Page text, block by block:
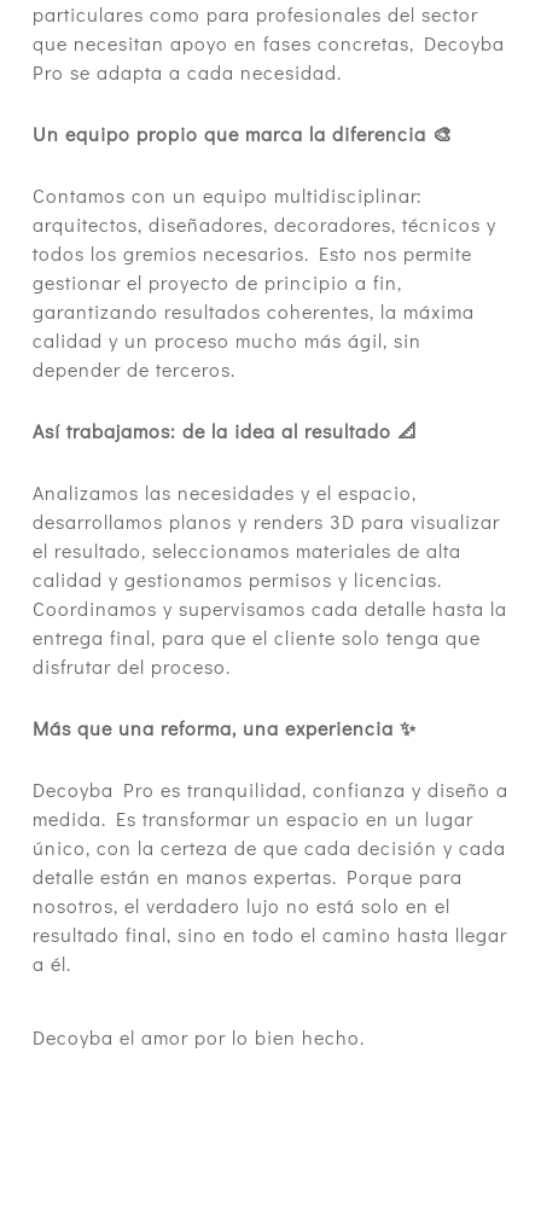
particulares como para profesionales del sector
que necesitan apoyo en fases concretas, Decoyba
Pro se adapta a cada necesidad.
Un equipo propio que marca la diferencia 🎨
Contamos con un equipo multidisciplinar:
arquitectos, diseñadores, decoradores, técnicos y
todos los gremios necesarios. Esto nos permite
gestionar el proyecto de principio a fin,
garantizando resultados coherentes, la máxima
calidad y un proceso mucho más ágil, sin
depender de terceros.
Así trabajamos: de la idea al resultado 📐
Analizamos las necesidades y el espacio,
desarrollamos planos y renders 3D para visualizar
el resultado, seleccionamos materiales de alta
calidad y gestionamos permisos y licencias.
Coordinamos y supervisamos cada detalle hasta la
entrega final, para que el cliente solo tenga que
disfrutar del proceso.
Más que una reforma, una experiencia ✨
Decoyba Pro es tranquilidad, confianza y diseño a
medida. Es transformar un espacio en un lugar
único, con la certeza de que cada decisión y cada
detalle están en manos expertas. Porque para
nosotros, el verdadero lujo no está solo en el
resultado final, sino en todo el camino hasta llegar
a él.
Decoyba el amor por lo bien hecho.